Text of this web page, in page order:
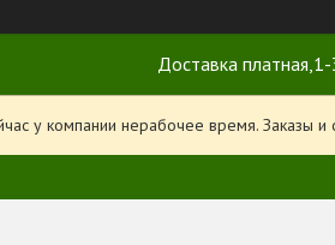
Доставка
у компании нерабочее время. Заказы